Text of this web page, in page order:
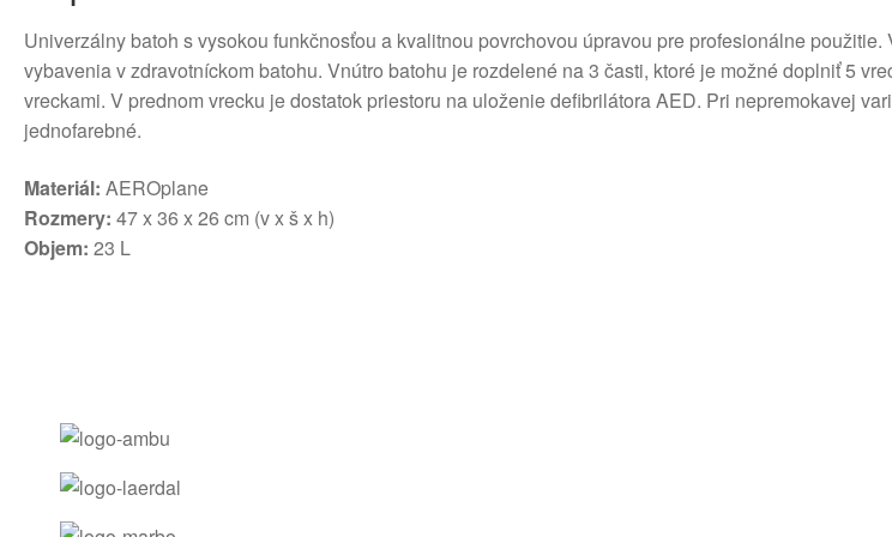
Univerzálny batoh s vysokou funkčnosťou a kvalitnou povrchovou úpravou pre profesionálne
vybavenia v zdravotníckom batohu. Vnútro batohu je rozdelené na 3 časti, ktoré je možné doplniť 5
vreckami. V prednom vrecku je dostatok priestoru na uloženie defibrilátora AED. Pri nepremokavej
jednofarebné.
Materiál: AEROplane
Rozmery: 47 x 36 x 26 cm (v x š x h)
Objem: 23 L